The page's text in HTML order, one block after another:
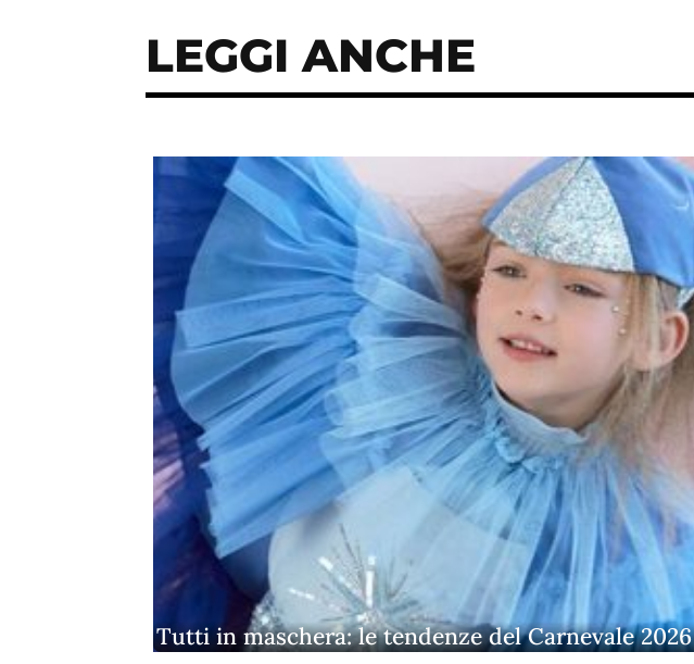
LEGGI ANCHE
Tutti in maschera: le tendenze del Carnevale 2026